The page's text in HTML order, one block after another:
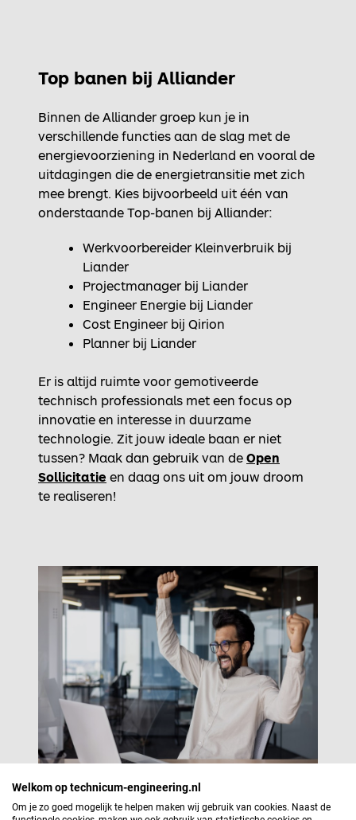
Top banen bij Alliander
Binnen de Alliander groep kun je in
verschillende functies aan de slag met de
energievoorziening in Nederland en vooral de
uitdagingen die de energietransitie met zich
mee brengt. Kies bijvoorbeeld uit één van
onderstaande Top-banen bij Alliander:
Werkvoorbereider Kleinverbruik bij
Liander
Projectmanager bij Liander
Engineer Energie bij Liander
Cost Engineer bij Qirion
Planner bij Liander
Er is altijd ruimte voor gemotiveerde
technisch professionals met een focus op
innovatie en interesse in duurzame
technologie. Zit jouw ideale baan er niet
tussen? Maak dan gebruik van de Open
Sollicitatie en daag ons uit om jouw droom
te realiseren!
Welkom op technicum-engineering.nl
Om je zo goed mogelijk te helpen maken wij gebruik van cookies. Naast de